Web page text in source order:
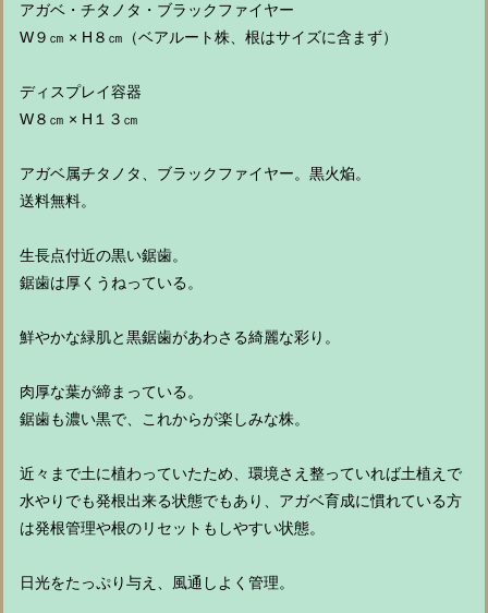
アガベ・チタノタ・ブラックファイヤー
W９㎝ × H８㎝（ベアルート株、根はサイズに含まず）
ディスプレイ容器
W８㎝ × H１３㎝
アガベ属チタノタ、ブラックファイヤー。黒火焔。
送料無料。
生長点付近の黒い鋸歯。
鋸歯は厚くうねっている。
鮮やかな緑肌と黒鋸歯があわさる綺麗な彩り。
肉厚な葉が締まっている。
鋸歯も濃い黒で、これからが楽しみな株。
近々まで土に植わっていたため、環境さえ整っていれば土植えで
水やりでも発根出来る状態でもあり、アガベ育成に慣れている方
は発根管理や根のリセットもしやすい状態。
日光をたっぷり与え、風通しよく管理。